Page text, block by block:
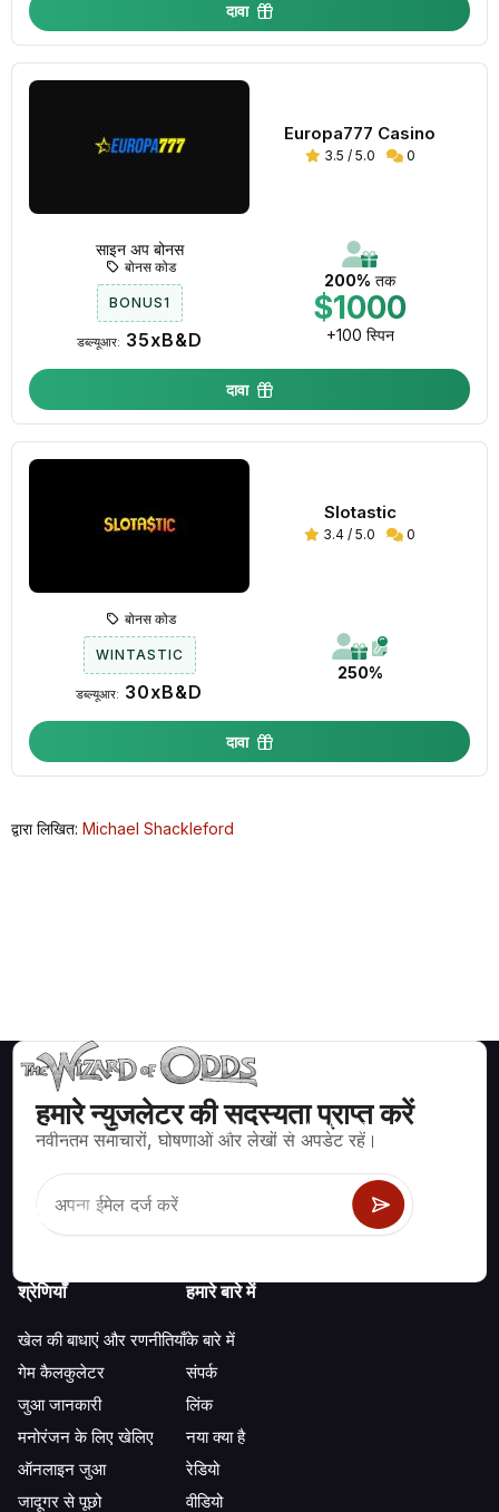
दावा
Europa777 Casino
3.5 / 5.0 0
200% तक
$1000
+100 स्पिन
साइन अप बोनस
बोनस कोड
BONUS1
डब्ल्यूआर: 35xB&D
दावा
Slotastic
3.4 / 5.0 0
250%
बोनस कोड
WINTASTIC
डब्ल्यूआर: 30xB&D
दावा
द्वारा लिखित: Michael Shackleford
हमारे न्युजलेटर की सदस्यता प्राप्त करें
नवीनतम समाचारों, घोषणाओं और लेखों से अपडेट रहें।
ब्लैकजैक, क्रेप्स, रूलेट और अन्य सैकड़ों कैसीनो खेलों के लिए गणितीय रूप से सही
श्रेणियाँ
खेल की बाधाएं और रणनीतियाँ
गेम कैलकुलेटर
जुआ जानकारी
मनोरंजन के लिए खेलिए
ऑनलाइन जुआ
जादूगर से पूछो
हमारे बारे में
के बारे में
संपर्क
लिंक
नया क्या है
रेडियो
वीडियो